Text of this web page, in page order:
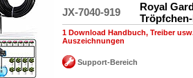
JX-7040-919
Royal
1 Download Handbuch, Treiber
Auszeichnungen
Support-Bereich